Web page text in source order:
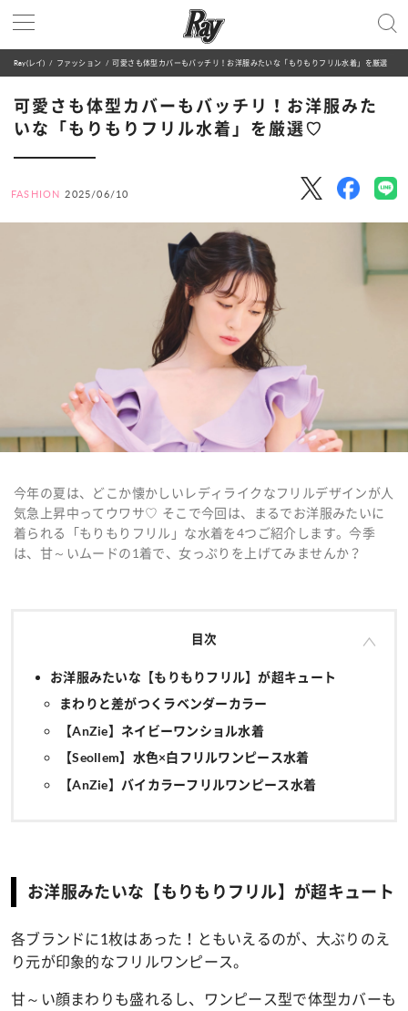
Ray(レイ) ファッション 可愛さも体型カバーもバッチリ！お洋服みたいな「もりもりフリル水着」を厳選♡
可愛さも体型カバーもバッチリ！お洋服みた
いな「もりもりフリル水着」を厳選♡
FASHION 2025/06/10
今年の夏は、どこか懐かしいレディライクなフリルデザインが人
気急上昇中ってウワサ♡ そこで今回は、まるでお洋服みたいに
着られる「もりもりフリル」な水着を4つご紹介します。今季
は、甘～いムードの1着で、女っぷりを上げてみませんか？
目次
お洋服みたいな【もりもりフリル】が超キュート
まわりと差がつくラベンダーカラー
【AnZie】ネイビーワンショル水着
【Seollem】水色×白フリルワンピース水着
【AnZie】バイカラーフリルワンピース水着
お洋服みたいな【もりもりフリル】が超キュート
各ブランドに1枚はあった！ともいえるのが、大ぶりのえ
り元が印象的なフリルワンピース。
甘～い顔まわりも盛れるし、ワンピース型で体型カバーも